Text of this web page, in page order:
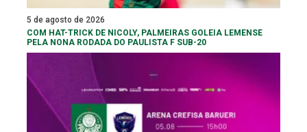
5 de agosto de 2026
COM HAT-TRICK DE NICOLY, PALMEIRAS GOLEIA LEMENSE
PELA NONA RODADA DO PAULISTA F SUB-20